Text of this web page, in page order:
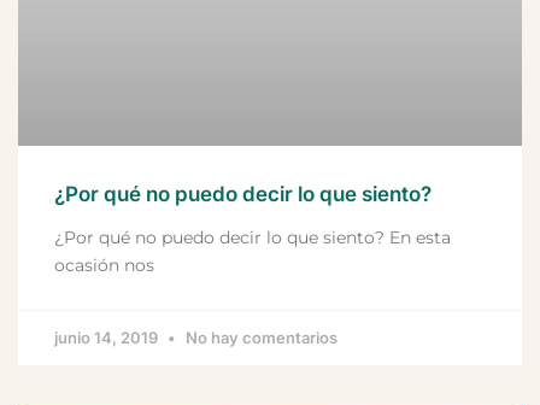
¿Por qué no puedo decir lo que siento?
¿Por qué no puedo decir lo que siento? En esta
ocasión nos
junio 14, 2019 No hay comentarios